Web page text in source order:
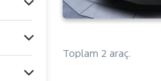
Toplam 2 araç.